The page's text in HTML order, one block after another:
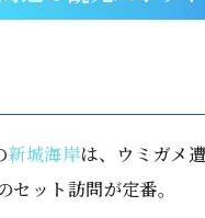
新城海岸は、ウミガメ
セット訪問が定番。